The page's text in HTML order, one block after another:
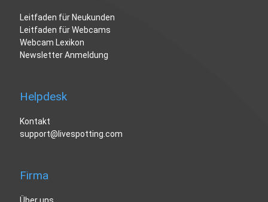
Leitfaden für Neukunden
Leitfaden für Webcams
Webcam Lexikon
Newsletter Anmeldung
Helpdesk
Kontakt
support@livespotting.com
Firma
Über uns